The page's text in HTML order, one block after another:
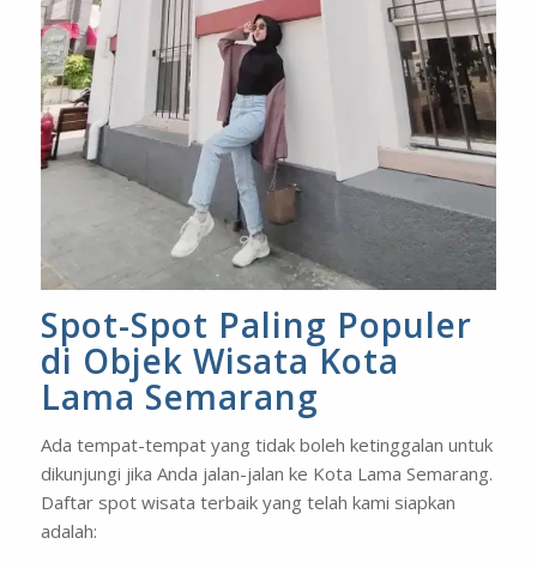
Spot-Spot Paling Populer
di Objek Wisata Kota
Lama Semarang
Ada tempat-tempat yang tidak boleh ketinggalan untuk
dikunjungi jika Anda jalan-jalan ke Kota Lama Semarang.
Daftar spot wisata terbaik yang telah kami siapkan
adalah: